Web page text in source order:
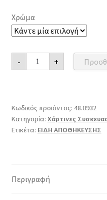
Χρώμα
-
Κουτί
λαβή
ποσότητα
+
Κωδικός προϊόντος: 48.0932
Κατηγορία: Χάρτινες
Ετικέτα: ΕΙΔΗ ΑΠΟΘΗΚΕΥΣΗΣ
Περιγραφή